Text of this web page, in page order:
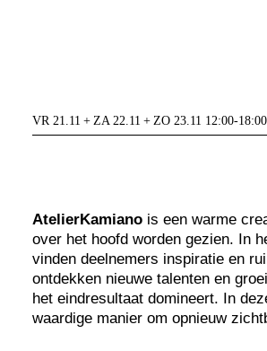
VR 21.11 + ZA 22.11 + ZO 23.11 12:00-18:00
AtelierKamiano is een warme
over het hoofd worden gezien. In
vinden deelnemers inspiratie en
ontdekken nieuwe talenten en
het eindresultaat domineert. In
waardige manier om opnieuw